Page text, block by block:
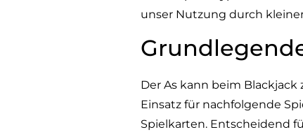
unser Nutzung durch
Der As kann beim
Einsatz für nachfolgende
Spielkarten. Entscheidend